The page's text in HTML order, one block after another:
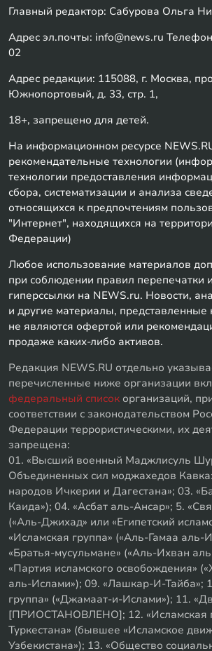
Главный редактор: Сабурова Ольга
Адрес эл.почты: info@news.ru
02
Адрес редакции: 115088, г. Москва,
Южнопортовый, д. 33, стр. 1,
18+, запрещено для детей.
На информационном ресурсе
рекомендательные технологии
технологии предоставления
сбора, систематизации и анализа
относящихся к предпочтениям
"Интернет", находящихся на
Федерации)
Любое использование материалов
при соблюдении правил перепечатки
гиперссылки на NEWS.ru. Новости,
и другие материалы, представленные
не являются офертой или
продаже каких-либо активов.
Редакция NEWS.RU отдельно
перечисленные ниже организации
федеральный список организаций,
соответствии с законодательством
Федерации террористическими, их
запрещена:
01. «Высший военный Маджлисуль
Объединенных сил моджахедов
народов Ичкерии и Дагестана»; 03.
Каида»); 04. «Асбат аль-Ансар»; 5.
(«Аль-Джихад» или «Египетский
«Исламская группа» («Аль-Гамаа аль-
«Братья-мусульмане» («Аль-Ихван
«Партия исламского освобождения»
аль-Ислами»); 09. «Лашкар-И-Тайба»;
группа» («Джамаат-и-Ислами»); 11.
[ПРИОСТАНОВЛЕНО]; 12. «Исламская
Туркестана» (бывшее «Исламское
Узбекистана»); 13. «Общество